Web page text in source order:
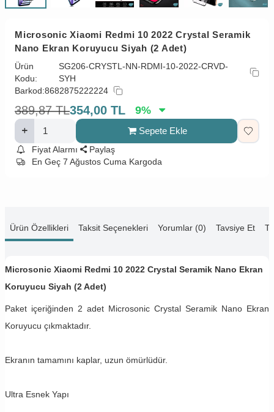
Microsonic Xiaomi Redmi 10 2022 Crystal Seramik
Nano Ekran Koruyucu Siyah (2 Adet)
Ürün
Kodu:
SG206-CRYSTL-NN-RDMI-10-2022-CRVD-
SYH
Barkod:8682875222224
389,87 TL354,00 TL 9%
Sepete Ekle
Fiyat Alarmı
Paylaş
En Geç 7 Ağustos Cuma Kargoda
Ürün Özellikleri Taksit Seçenekleri Yorumlar (0) Tavsiye Et
Microsonic Xiaomi Redmi 10 2022 Crystal Seramik Nano Ekran
Koruyucu Siyah (2 Adet)
Paket içeriğinden 2 adet Microsonic Crystal Seramik Nano Ekran
Koruyucu çıkmaktadır.
Ekranın tamamını kaplar, uzun ömürlüdür.
Ultra Esnek Yapı